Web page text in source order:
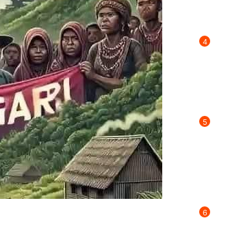
4
5
6